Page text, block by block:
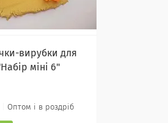
вирубки для
міні 6"
Оптом і в роздріб